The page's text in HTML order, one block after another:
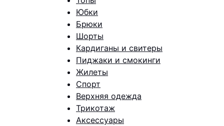
Юбки
Брюки
Шорты
Кардиганы и свитеры
Пиджаки и смокинги
Жилеты
Спорт
Верхняя одежда
Трикотаж
Аксессуары